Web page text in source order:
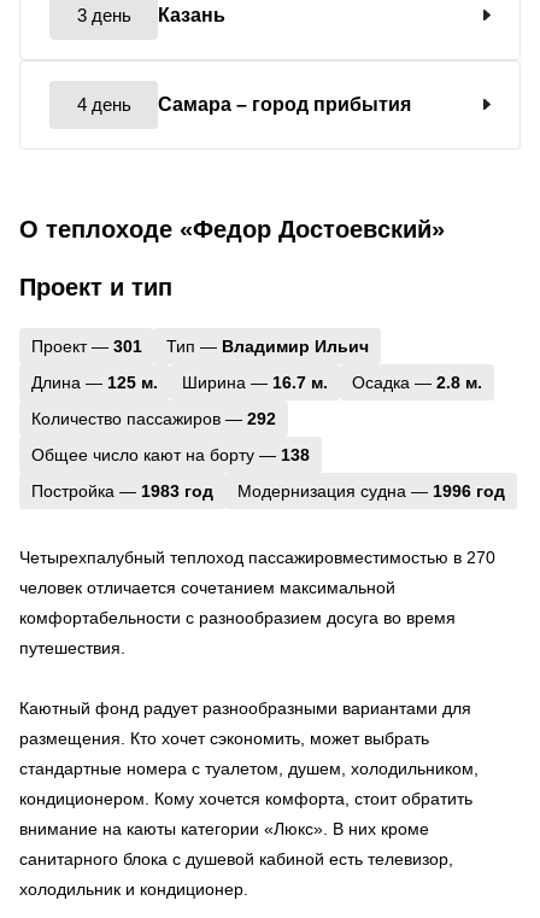
3 день Казань
4 день Самара – город прибытия
О теплоходе «Федор Достоевский»
Проект и тип
Проект — 301 Тип — Владимир Ильич
Длина — 125 м. Ширина — 16.7 м. Осадка — 2.8 м.
Количество пассажиров — 292
Общее число кают на борту — 138
Постройка — 1983 год Модернизация судна — 1996 год
Четырехпалубный теплоход пассажировместимостью в 270
человек отличается сочетанием максимальной
комфортабельности с разнообразием досуга во время
путешествия.
Каютный фонд радует разнообразными вариантами для
размещения. Кто хочет сэкономить, может выбрать
стандартные номера с туалетом, душем, холодильником,
кондиционером. Кому хочется комфорта, стоит обратить
внимание на каюты категории «Люкс». В них кроме
санитарного блока с душевой кабиной есть телевизор,
холодильник и кондиционер.